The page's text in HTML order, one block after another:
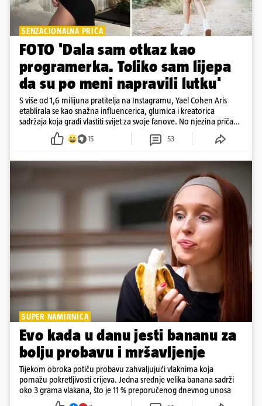
SENZACIONALNA PRIČA
FOTO 'Dala sam otkaz kao
programerka. Toliko sam lijepa
da su po meni napravili lutku'
S više od 1,6 milijuna pratitelja na Instagramu, Yael Cohen Aris
etablirala se kao snažna influencerica, glumica i kreatorica
sadržaja koja gradi vlastiti svijet za svoje fanove. No njezina priča
pokazuje da online slava dolazi i s neočekivanim izazovima
15 53
SUPER NAMIRNICA
Evo kada u danu jesti bananu za
bolju probavu i mršavljenje
Tijekom obroka potiču probavu zahvaljujući vlaknima koja
pomažu pokretljivosti crijeva. Jedna srednje velika banana sadrži
oko 3 grama vlakana, što je 11 % preporučenog dnevnog unosa